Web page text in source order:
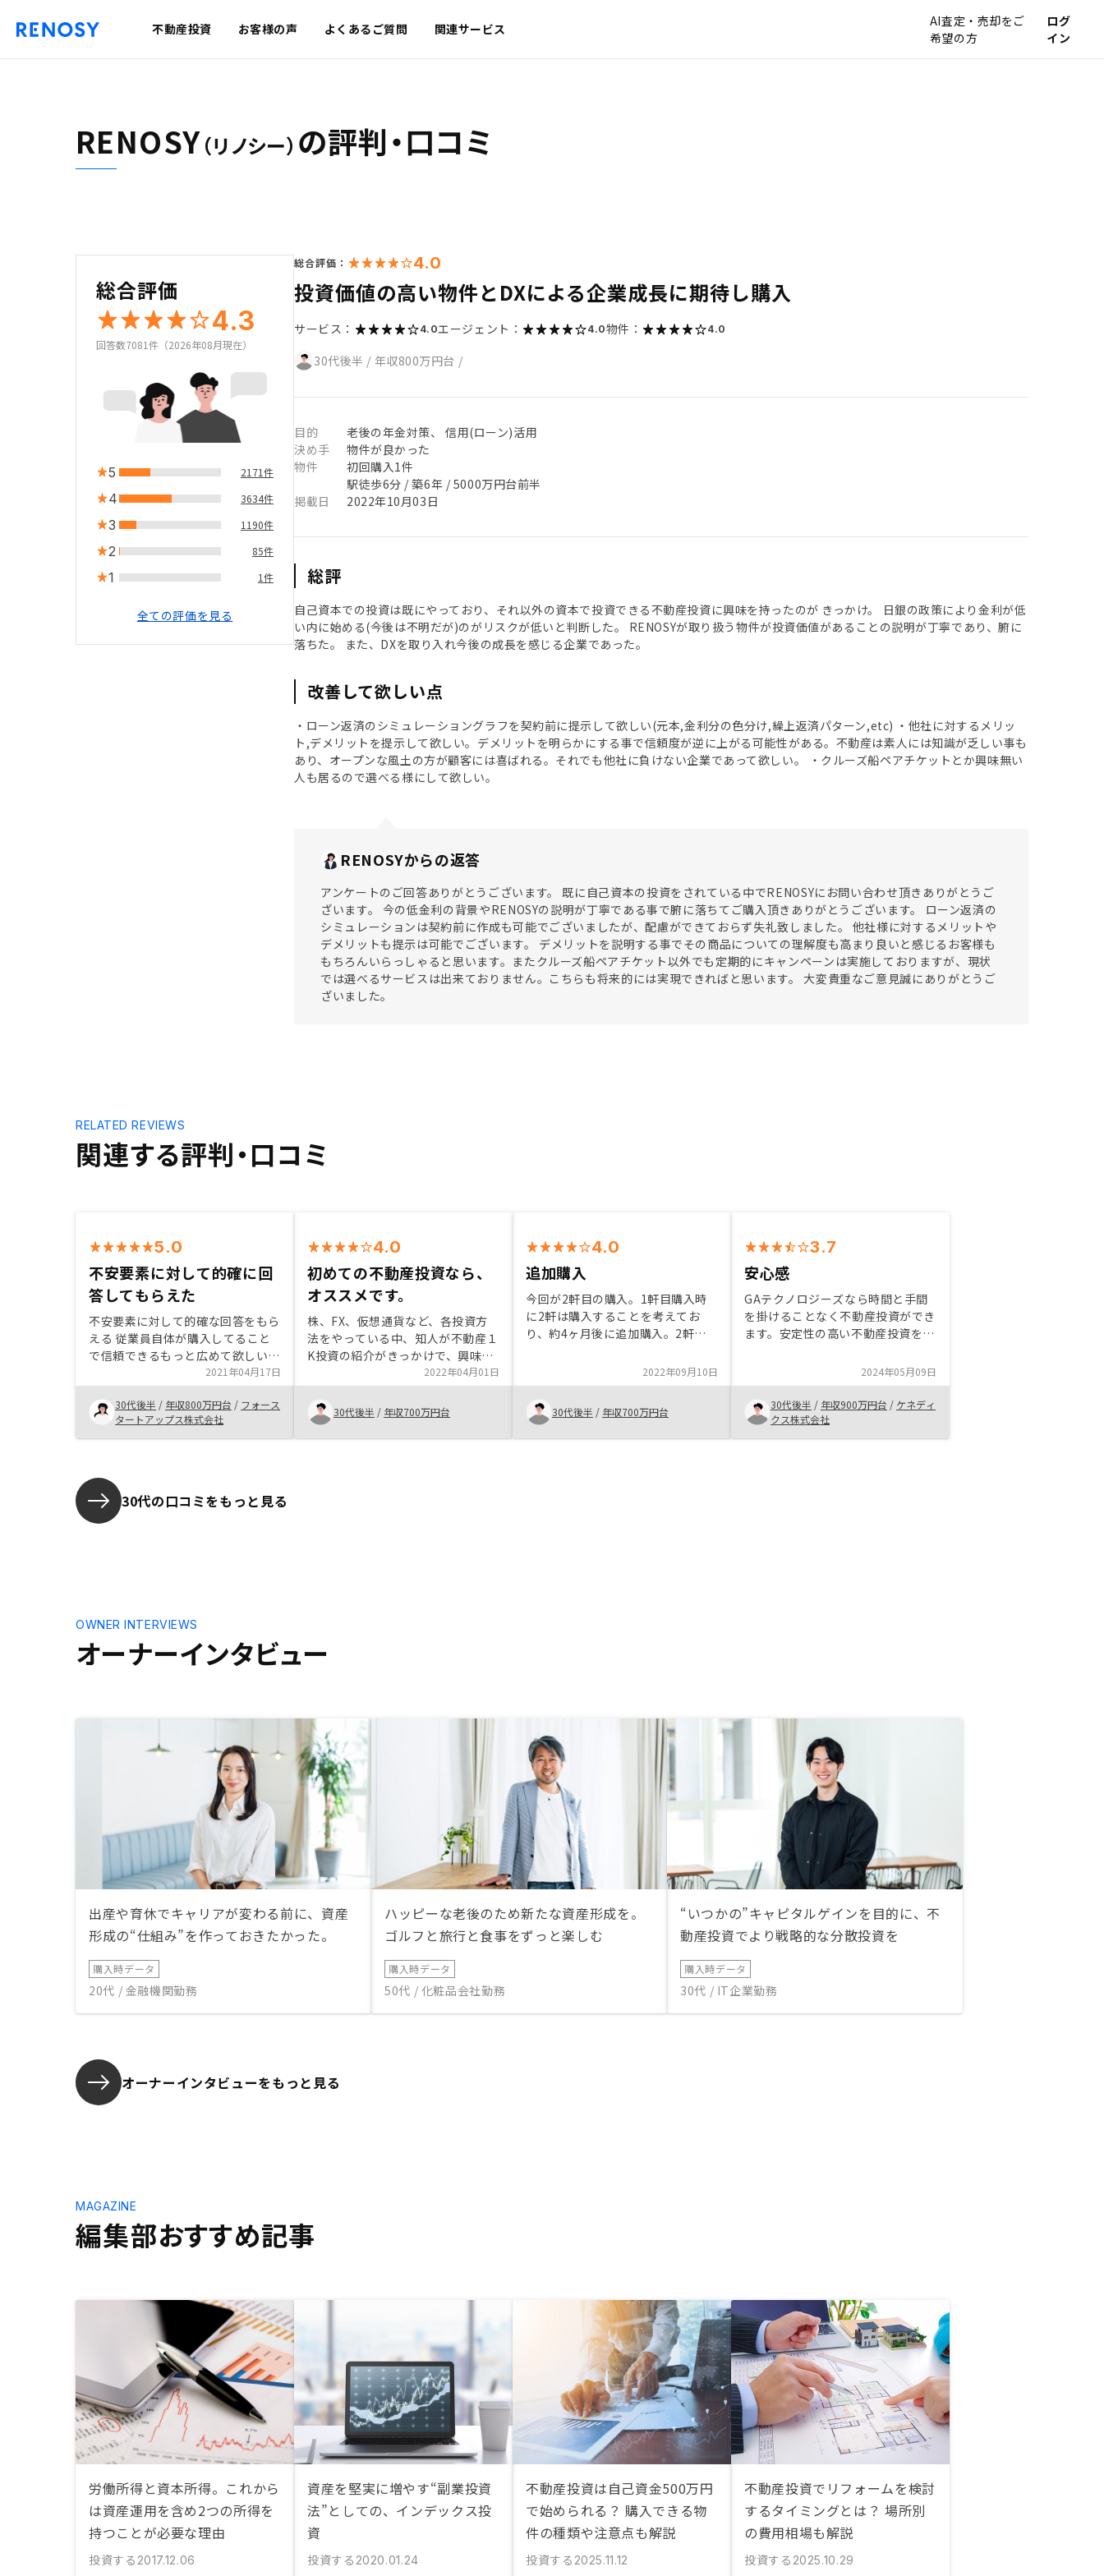
不動産投資 お客様の声 よくあるご質問 関連サービス
AI査定・売却をご
希望の方
ログ
イン
RENOSY（リノシー） の評判・口コミ
総合評価
4.3
回答数7081件（2026年08月現在）
5 2171件
4 3634件
3 1190件
2 85件
1 1件
全ての評価を見る
総合評価： 4.0
投資価値の高い物件とDXによる企業成長に期待し購入
サービス： 4.0エージェント： 4.0物件： 4.0
30代後半 / 年収800万円台 /
目的
老後の年金対策、 信用(ローン)活用
決め手
物件が良かった
物件
初回購入1件
駅徒歩6分 / 築6年 / 5000万円台前半
掲載日
2022年10月03日
総評
自己資本での投資は既にやっており、それ以外の資本で投資できる不動産投資に興味を持ったのが きっかけ。 日銀の政策により金利が低
い内に始める(今後は不明だが)のがリスクが低いと判断した。 RENOSYが取り扱う物件が投資価値があることの説明が丁寧であり、腑に
落ちた。 また、DXを取り入れ今後の成長を感じる企業であった。
改善して欲しい点
・ローン返済のシミュレーショングラフを契約前に提示して欲しい(元本,金利分の色分け,繰上返済パターン,etc) ・他社に対するメリッ
ト,デメリットを提示して欲しい。デメリットを明らかにする事で信頼度が逆に上がる可能性がある。不動産は素人には知識が乏しい事も
あり、オープンな風土の方が顧客には喜ばれる。それでも他社に負けない企業であって欲しい。 ・クルーズ船ペアチケットとか興味無い
人も居るので選べる様にして欲しい。
RENOSYからの返答
アンケートのご回答ありがとうございます。 既に自己資本の投資をされている中でRENOSYにお問い合わせ頂きありがとうご
ざいます。 今の低金利の背景やRENOSYの説明が丁寧である事で腑に落ちてご購入頂きありがとうございます。 ローン返済の
シミュレーションは契約前に作成も可能でございましたが、配慮ができておらず失礼致しました。 他社様に対するメリットや
デメリットも提示は可能でございます。 デメリットを説明する事でその商品についての理解度も高まり良いと感じるお客様も
もちろんいらっしゃると思います。またクルーズ船ペアチケット以外でも定期的にキャンペーンは実施しておりますが、現状
では選べるサービスは出来ておりません。こちらも将来的には実現できればと思います。 大変貴重なご意見誠にありがとうご
ざいました。
関連する評判・口コミ
RELATED REVIEWS
5.0
不安要素に対して的確に回
答してもらえた
不安要素に対して的確な回答をもら
える 従業員自体が購入してること
で信頼できるもっと広めて欲しい
一般的になって欲しい2021年04月17日
30代後半 / 年収800万円台 / フォース
タートアップス株式会社
4.0
初めての不動産投資なら、
オススメです。
株、FX、仮想通貨など、各投資方
法をやっている中、知人が不動産１
K投資の紹介がきっかけで、興味を
持つようになった。他の数社を比べ
てみましたが、上場している会社な
らではの安心感、管理プラン内容、
担当者の対応、物件の質と量、価格
など、各角度で見てみたら、
2022年04月01日
30代後半 / 年収700万円台
4.0
追加購入
今回が2軒目の購入。1軒目購入時
に2軒は購入することを考えてお
り、約4ヶ月後に追加購入。2軒目
所に縛られることがなく助かりまし
た。ただ、担当営業者とは違う方と
の手続きだったので、スモールトー
クが出来ず少し残念でした。SMSで
アンケート依頼をもらいましたが、
2022年09月10日
30代後半 / 年収700万円台
3.7
安心感
GAテクノロジーズなら時間と手間
を掛けることなく不動産投資ができ
ます。安定性の高い不動産投資をす
できることは将来性を考慮しても十
分検討できるかと思いました。 も
ちろん不安もありましたが、リスク
やその対策もよく考えられているの
で、素人でも踏み込みやすいと思い
2024年05月09日
30代後半 / 年収900万円台 / ケネディ
クス株式会社
30代の口コミをもっと見る
オーナーインタビュー
OWNER INTERVIEWS
出産や育休でキャリアが変わる前に、資産
形成の“仕組み”を作っておきたかった。
購入時データ
20代 / 金融機関勤務
ハッピーな老後のため新たな資産形成を。
ゴルフと旅行と食事をずっと楽しむ
購入時データ
50代 / 化粧品会社勤務
“いつかの”キャピタルゲインを目的に、不
動産投資でより戦略的な分散投資を
購入時データ
30代 / IT企業勤務
オーナーインタビューをもっと見る
編集部おすすめ記事
MAGAZINE
労働所得と資本所得。これから
は資産運用を含め2つの所得を
持つことが必要な理由
投資する 2017.12.06
資産を堅実に増やす“副業投資
法”としての、インデックス投
資
投資する 2020.01.24
不動産投資は自己資金500万円
で始められる？ 購入できる物
件の種類や注意点も解説
投資する 2025.11.12
不動産投資でリフォームを検討
するタイミングとは？ 場所別
の費用相場も解説
投資する 2025.10.29